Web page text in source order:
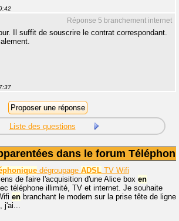
Réponse 5 branchement internet
Il suffit de souscrire le contrat correspondant.
Liste des questions
dans le forum
dégroupage ADSL TV Wifi
de faire l'acquisition d'une Alice box en
téléphone illimité, TV et internet. Je souhaite
en branchant le modem sur la prise tête de ligne
j'ai...